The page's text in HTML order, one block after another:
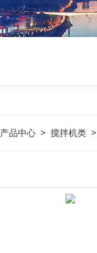
产品中心> 搅拌机类>